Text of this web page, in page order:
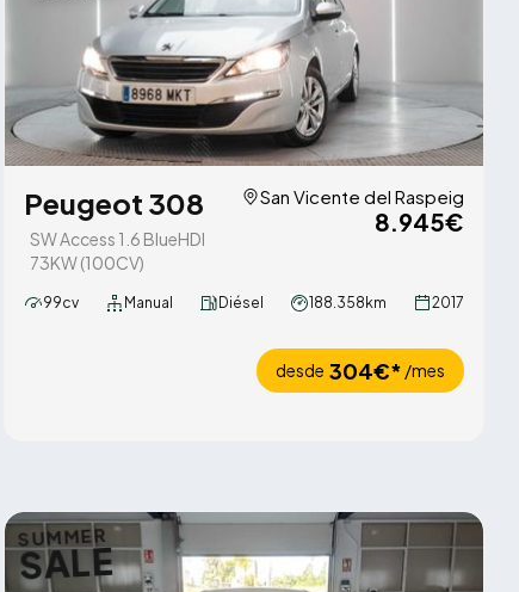
Peugeot 308
SW Access 1.6 BlueHDI
73KW (100CV)
San Vicente del Raspeig
8.945€
99cv Manual Diésel 188.358km 2017
desde 304€* /mes
SUMMER
SALE